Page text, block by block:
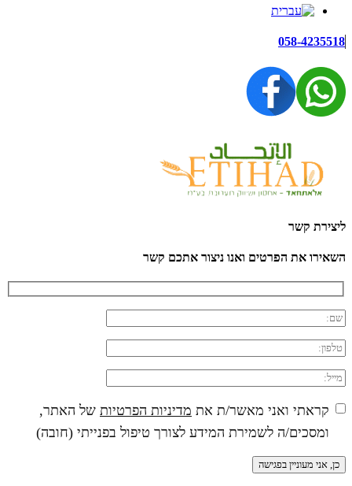
058-4235518
ליצירת קשר
השאירו את הפרטים ואנו ניצור אתכם קשר
קראתי ואני מאשר/ת את מדיניות הפרטיות של האתר,
ומסכים/ה לשמירת המידע לצורך טיפול בפנייתי (חובה)